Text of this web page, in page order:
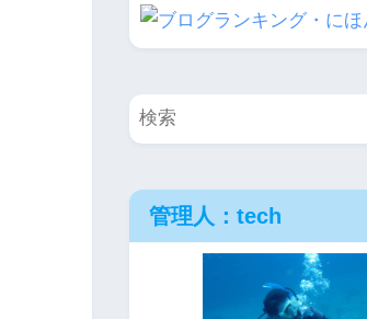
管理人：tech